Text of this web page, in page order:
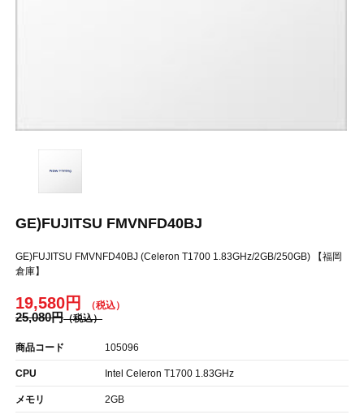
GE)FUJITSU FMVNFD40BJ
GE)FUJITSU FMVNFD40BJ (Celeron T1700 1.83GHz/2GB/250GB) 【福岡
倉庫】
19,580円
25,080円
商品コード 105096
CPU Intel Celeron T1700 1.83GHz
メモリ 2GB